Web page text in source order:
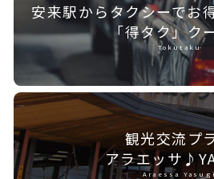
安来駅からタクシーでお
「得タク」ク
Tokutaku
観光交流プ
アラエッサ
Araessa Yasugi